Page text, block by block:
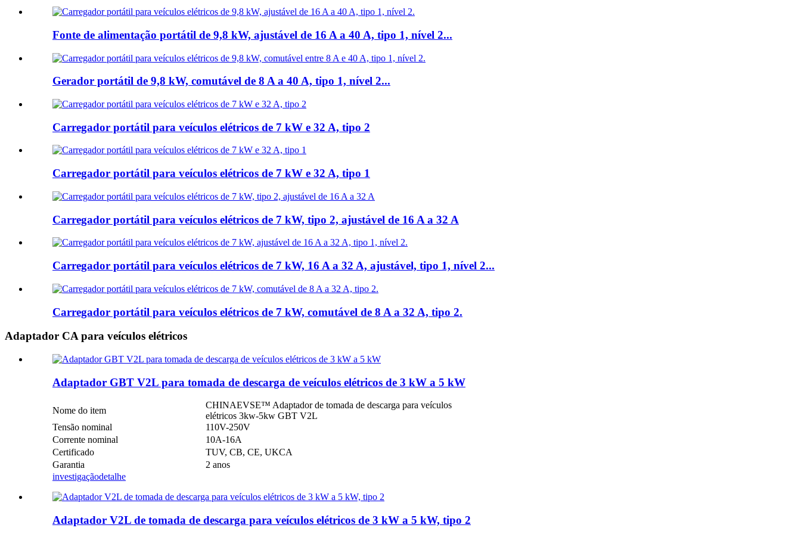
Fonte de alimentação portátil de 9,8 kW, ajustável de 16 A a 40 A, tipo 1, nível 2...
Gerador portátil de 9,8 kW, comutável de 8 A a 40 A, tipo 1, nível 2...
Carregador portátil para veículos elétricos de 7 kW e 32 A, tipo 2
Carregador portátil para veículos elétricos de 7 kW e 32 A, tipo 1
Carregador portátil para veículos elétricos de 7 kW, tipo 2, ajustável de 16 A a 32 A
Carregador portátil para veículos elétricos de 7 kW, 16 A a 32 A, ajustável, tipo 1, nível 2...
Carregador portátil para veículos elétricos de 7 kW, comutável de 8 A a 32 A, tipo 2.
Adaptador CA para veículos elétricos
Adaptador GBT V2L para tomada de descarga de veículos elétricos de 3 kW a 5 kW
Nome do item
CHINAEVSE™️ Adaptador de tomada de descarga para veículos
elétricos 3kw-5kw GBT V2L
Tensão nominal
110V-250V
Corrente nominal
10A-16A
Certificado
TUV, CB, CE, UKCA
Garantia
2 anos
investigaçãodetalhe
Adaptador V2L de tomada de descarga para veículos elétricos de 3 kW a 5 kW, tipo 2